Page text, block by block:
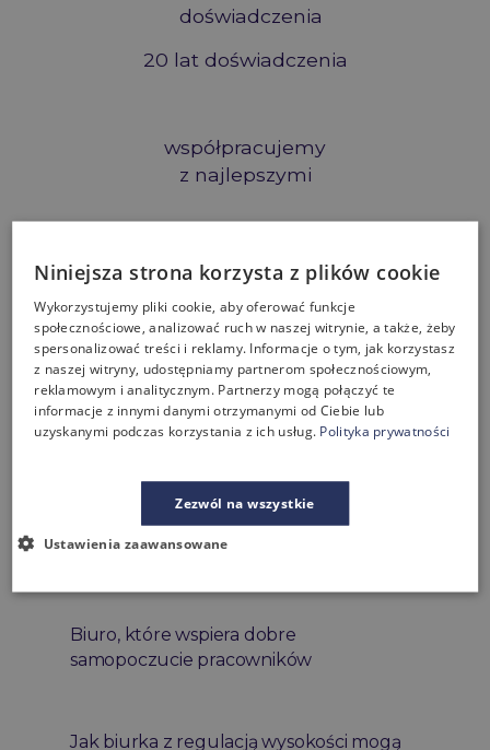
20 lat doświadczenia
współpracujemy
z najlepszymi
kompleksowe
realizacje
pewność
i bezpieczeństwo
Zachęcamy do lektury
Biuro, które wspiera dobre
samopoczucie pracowników
Jak biurka z regulacją wysokości mogą
Niniejsza strona korzysta z plików cookie
Wykorzystujemy pliki cookie, aby oferować funkcje
społecznościowe, analizować ruch w naszej witrynie, a także, żeby
spersonalizować treści i reklamy. Informacje o tym, jak korzystasz
z naszej witryny, udostępniamy partnerom społecznościowym,
reklamowym i analitycznym. Partnerzy mogą połączyć te
informacje z innymi danymi otrzymanymi od Ciebie lub
uzyskanymi podczas korzystania z ich usług. Polityka prywatności
Zezwól na wszystkie
Ustawienia zaawansowane